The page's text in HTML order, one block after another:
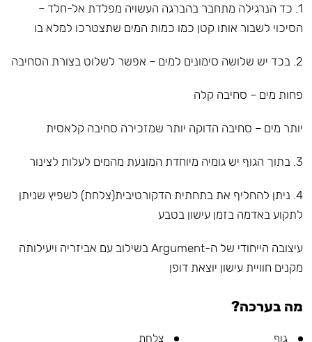
1. כד הנרגילה מתחבר בהברגה העשויה מפלדת אל-חלד –
הסיכוי לשבור אותו קטן כמו כמות המים שתצטרכו למלא בו
2. בכד יש שלושה סימונים למים – אפשר לשלוט בצורת הסחיבה
פחות מים – סחיבה קלה
יותר מים – סחיבה הדוקה יותר שמזכירה סחיבה קלאסית
3. בתוך הגוף יש גומיה מיוחדת המונעת מהמים לעלות לצינור
4. ניתן להחליף את בתחתית הדקורטיבית(צלחת) לשפיץ שניתן
לתקוע באדמה בזמן עישון בטבע
עיצובה הייחודי של ה-Argument בשילוב עם אביזריה ויעילותה
מקנים חוויית עישון יוצאת דופן
מה בערכה?
גוף
צלחת